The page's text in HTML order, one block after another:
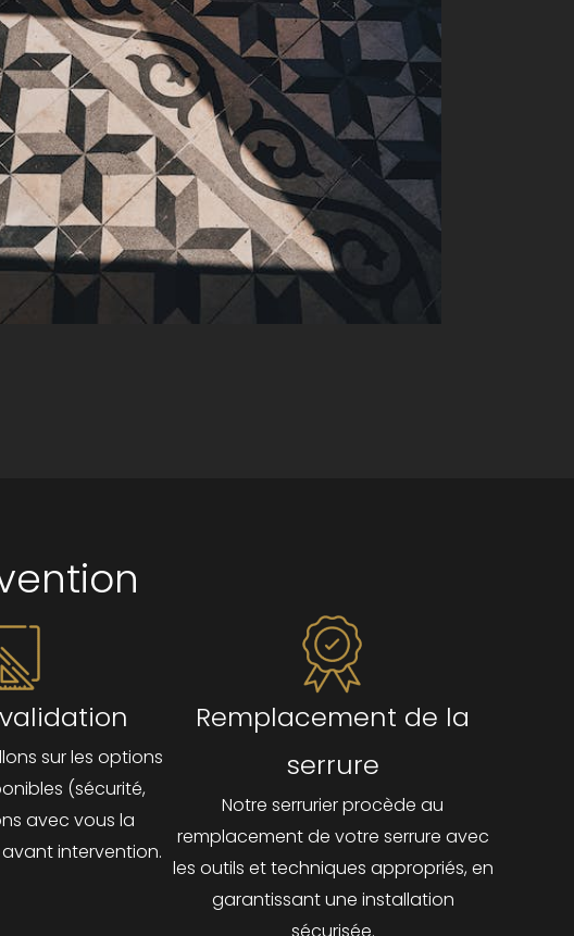
sur les options
(sécurité,
avec vous la
intervention.
Remplacement de la
serrure
Notre serrurier procède au
remplacement de votre serrure avec
les outils et techniques appropriés, en
garantissant une installation
sécurisée.